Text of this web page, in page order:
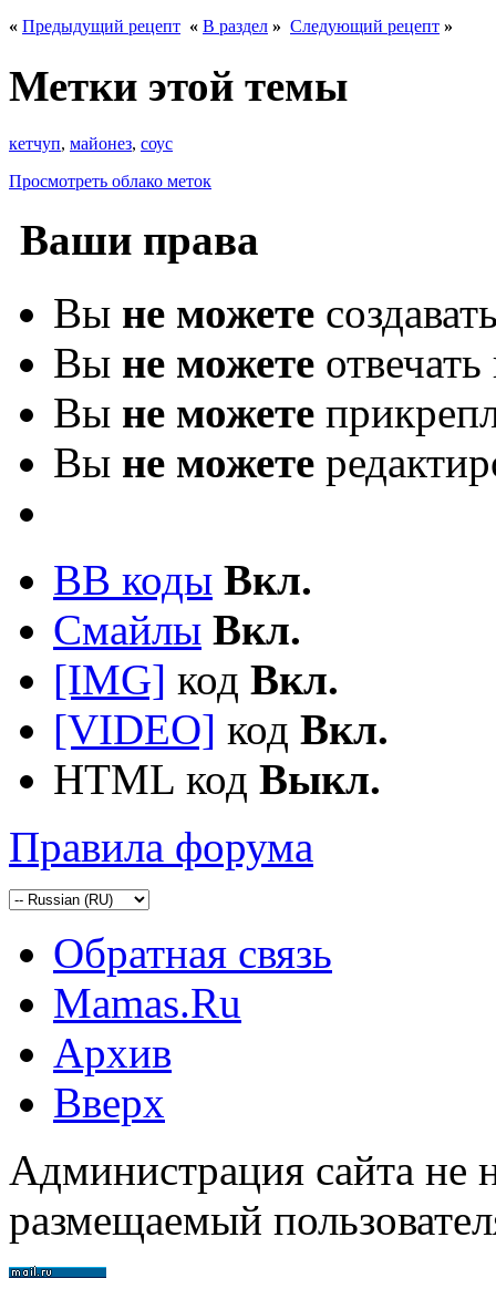
« Предыдущий рецепт « В раздел » Следующий рецепт »
Метки этой темы
кетчуп, майонез, соус
Просмотреть облако меток
Ваши права
Вы не можете
Вы не можете
Вы не можете
Вы не можете
BB коды Вкл.
Смайлы Вкл.
[IMG] код Вкл.
[VIDEO] код Вкл.
HTML код Выкл.
Правила форума
Обратная связь
Mamas.Ru
Архив
Вверх
Администрация сайта не
размещаемый